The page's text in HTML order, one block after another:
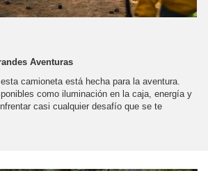
Aventuras
camioneta está hecha para la aventura.
como iluminación en la caja, energía y
casi cualquier desafío que se te